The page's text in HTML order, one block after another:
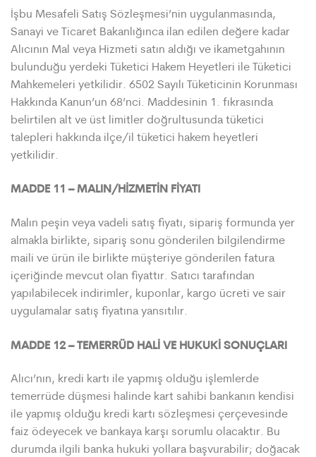
İşbu Mesafeli Satış Sözleşmesi’nin uygulanmasında,
Sanayi ve Ticaret Bakanlığınca ilan edilen değere kadar
Alıcının Mal veya Hizmeti satın aldığı ve ikametgahının
bulunduğu yerdeki Tüketici Hakem Heyetleri ile Tüketici
Mahkemeleri yetkilidir. 6502 Sayılı Tüketicinin Korunması
Hakkında Kanun’un 68’nci. Maddesinin 1. fıkrasında
belirtilen alt ve üst limitler doğrultusunda tüketici
talepleri hakkında ilçe/il tüketici hakem heyetleri
yetkilidir.
MADDE 11 – MALIN/HİZMETİN FİYATI
Malın peşin veya vadeli satış fiyatı, sipariş formunda yer
almakla birlikte, sipariş sonu gönderilen bilgilendirme
maili ve ürün ile birlikte müşteriye gönderilen fatura
içeriğinde mevcut olan fiyattır. Satıcı tarafından
yapılabilecek indirimler, kuponlar, kargo ücreti ve sair
uygulamalar satış fiyatına yansıtılır.
MADDE 12 – TEMERRÜD HALİ VE HUKUKİ SONUÇLARI
Alıcı’nın, kredi kartı ile yapmış olduğu işlemlerde
temerrüde düşmesi halinde kart sahibi bankanın kendisi
ile yapmış olduğu kredi kartı sözleşmesi çerçevesinde
faiz ödeyecek ve bankaya karşı sorumlu olacaktır. Bu
durumda ilgili banka hukuki yollara başvurabilir; doğacak